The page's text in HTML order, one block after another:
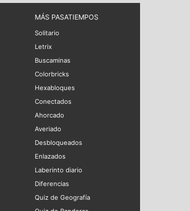
MÁS PASATIEMPOS
Solitario
Letrix
Buscaminas
Colorbricks
Hexabloques
Conectados
Ahorcado
Averiado
Desbloqueados
Enlazados
Laberinto diario
Diferencias
Quiz de Geografía